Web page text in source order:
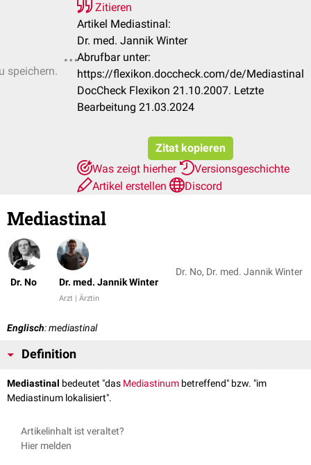
speichern.
Zitieren
Artikel Mediastinal:
Dr. med. Jannik Winter
Abrufbar unter:
https://flexikon.doccheck.com/de/Mediastinal
DocCheck Flexikon 21.10.2007. Letzte
Bearbeitung 21.03.2024
Zitat kopieren
Was zeigt hierher
Versionsgeschichte
Artikel erstellen
Discord
Mediastinal
Dr. No Dr. med. Jannik Winter
Arzt | Ärztin
Dr. No, Dr. med. Jannik Winter
Englisch: mediastinal
Definition
Mediastinal bedeutet "das Mediastinum betreffend" bzw. "im
Mediastinum lokalisiert".
Artikelinhalt ist veraltet?
Hier melden